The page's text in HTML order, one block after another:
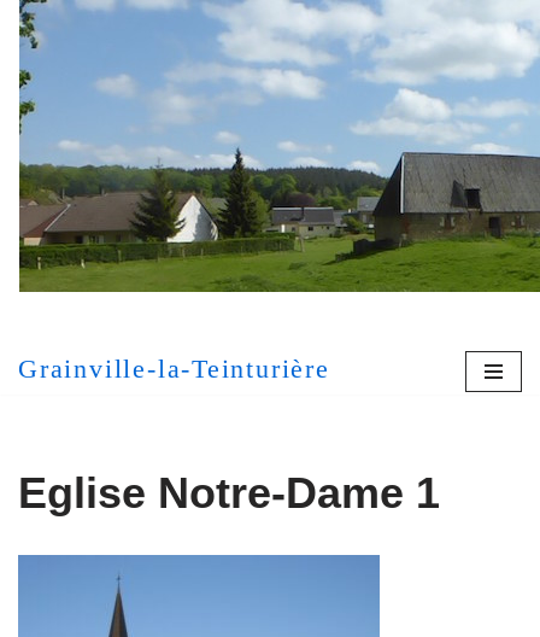
Aller
au
contenu
Grainville-la-Teinturière
Eglise Notre-Dame 1